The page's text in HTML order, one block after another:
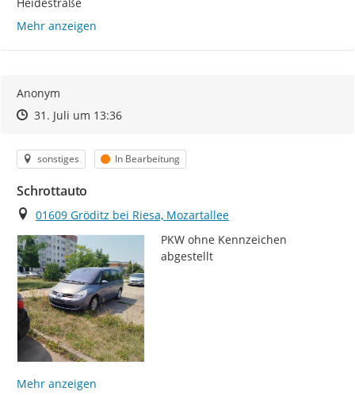
Mehr anzeigen
Anonym
Zeitpunkt des Erstellens
Zeitpunkt des Erstellens
31. Juli um 13:36Zur Äußerung
Kategorie
sonstiges Status
In Bearbeitung
Schrottauto
Ort
01609 Gröditz bei Riesa, Mozartallee
PKW ohne Kennzeichen
abgestellt
Mehr anzeigen